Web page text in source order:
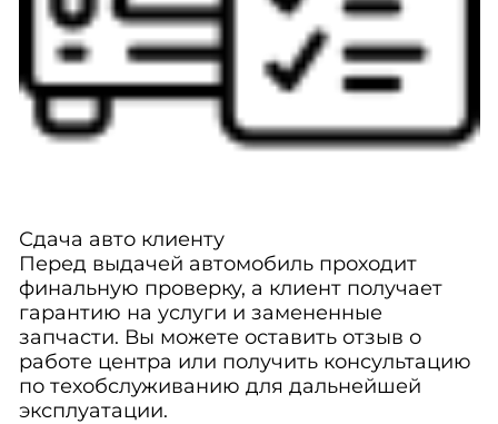
Сдача авто клиенту
Перед выдачей автомобиль проходит
финальную проверку, а клиент получает
гарантию на услуги и замененные
запчасти. Вы можете оставить отзыв о
работе центра или получить консультацию
по техобслуживанию для дальнейшей
эксплуатации.